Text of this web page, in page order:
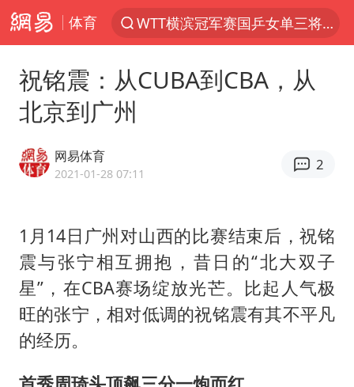
体育
WTT横滨冠军赛国乒女单三将晋级四强
日本发布排名：“中国第一，美日德韩英法居后”
杭州全市有序停课
检测列车撞人致11死2伤 涉事单位被罚
上四休三，但降薪1000元，你接受吗？
36岁男演员成景区NPC后人气爆棚
身体出现这几个信号可能是肝在求救
祝铭震：从CUBA到CBA，从
北京到广州
网易体育
2021-01-28 07:11
2
1月14日广州对山西的比赛结束后，祝铭
震与张宁相互拥抱，昔日的“北大双子
星”，在CBA赛场绽放光芒。比起人气极
旺的张宁，相对低调的祝铭震有其不平凡
的经历。